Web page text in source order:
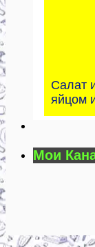
Салат
яйцом
Мои